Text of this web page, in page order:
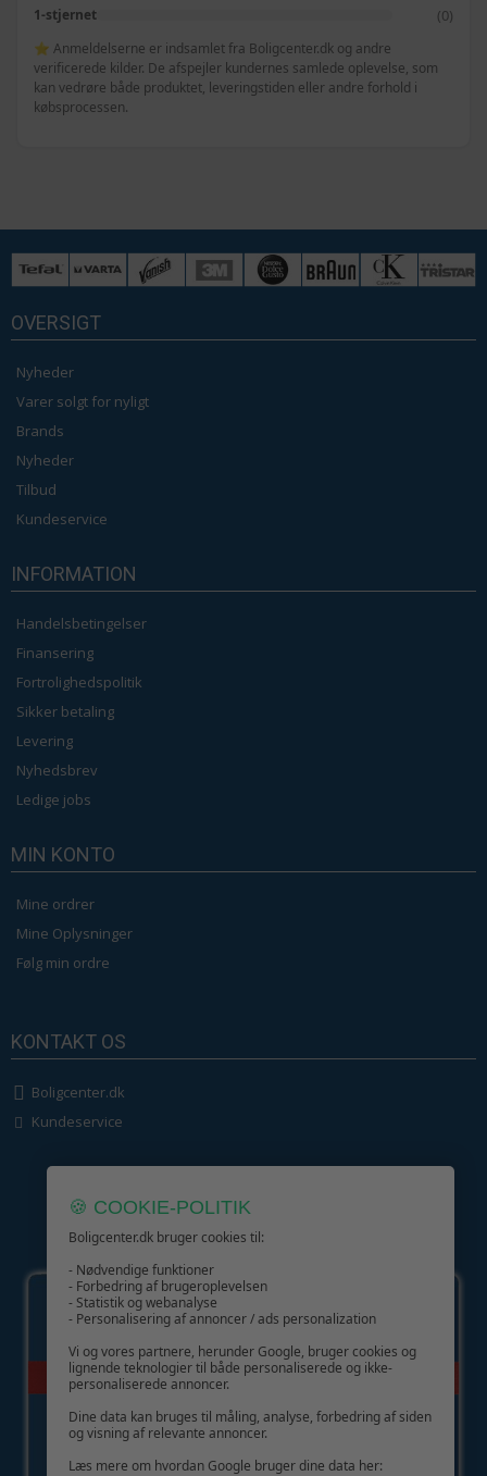
1-stjernet (0)
⭐ Anmeldelserne er indsamlet fra Boligcenter.dk og andre
verificerede kilder. De afspejler kundernes samlede oplevelse, som
kan vedrøre både produktet, leveringstiden eller andre forhold i
købsprocessen.
OVERSIGT
Nyheder
Varer solgt for nyligt
Brands
Nyheder
Tilbud
Kundeservice
INFORMATION
Handelsbetingelser
Finansering
Fortrolighedspolitik
Sikker betaling
Levering
Nyhedsbrev
Ledige jobs
MIN KONTO
Mine ordrer
Mine Oplysninger
Følg min ordre
KONTAKT OS
Boligcenter.dk
Kundeservice
GIV GLÆDE MED ET GAVEKORT!
🍪 COOKIE-POLITIK
Boligcenter.dk bruger cookies til:
- Nødvendige funktioner
- Forbedring af brugeroplevelsen
- Statistik og webanalyse
- Personalisering af annoncer / ads personalization
Vi og vores partnere, herunder Google, bruger cookies og
lignende teknologier til både personaliserede og ikke-
personaliserede annoncer.
Dine data kan bruges til måling, analyse, forbedring af siden
og visning af relevante annoncer.
Læs mere om hvordan Google bruger dine data her: